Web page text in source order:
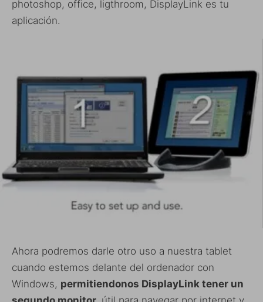
photoshop, office, ligthroom, DisplayLink es tu
aplicación.
Ahora podremos darle otro uso a nuestra tablet
cuando estemos delante del ordenador con
Windows, permitiendonos DisplayLink tener un